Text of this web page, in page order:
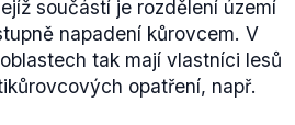
součástí je rozdělení území
napadení kůrovcem. V
tak mají vlastníci lesů
opatření, např.